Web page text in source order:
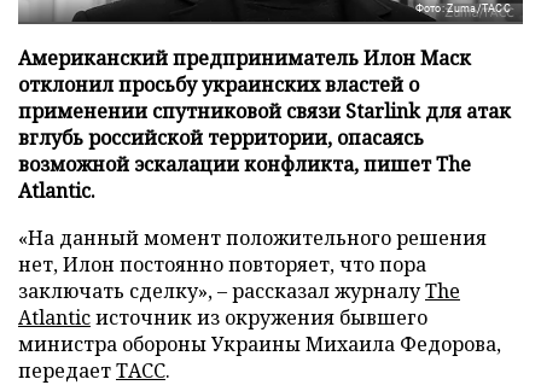
Фото: Zuma/ТАСС
Американский предприниматель Илон Маск
отклонил просьбу украинских властей о
применении спутниковой связи Starlink для атак
вглубь российской территории, опасаясь
возможной эскалации конфликта, пишет The
Atlantic.
«На данный момент положительного решения
нет, Илон постоянно повторяет, что пора
заключать сделку», – рассказал журналуThe
Atlanticисточник из окружения бывшего
министра обороны Украины Михаила Федорова,
передаетТАСС.